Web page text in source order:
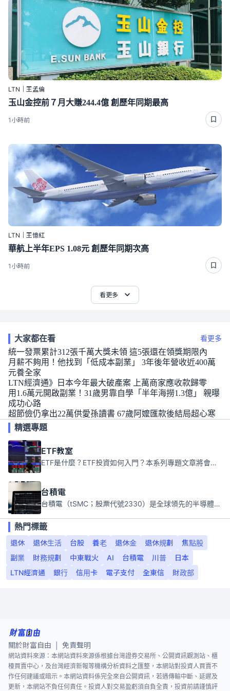
LTN｜王孟倫
玉山金控前７月大賺244.4億 創歷年同期最高
1小時前
LTN｜王憶紅
華航上半年EPS 1.08元 創歷年同期次高
1小時前
看更多
大家都在看 看更多
統一發票累計312張千萬大獎未領 這5張還在領獎期限內
月薪不夠用！他找到「低成本副業」 3年後年營收近400萬
元養全家
LTN經濟通》日本今年最大破產案 上萬商家應收款歸零
用1.6萬元開啟副業！31歲男靠自學「半年海撈1.3億」 親曝
成功心路
超節儉仍拿出22萬供愛孫讀書 67歲阿嬤匯款後結局超心寒
精選專題
ETF教室
ETF是什麼？ETF投資如何入門？本系列專題文章將會告訴你新手必須知道的ETF基礎知識。
台積電
台積電（tSMC；股票代號2330）是全球領先的半導體代工公司，成立於1987年，總部位於台灣新竹。且已於美國、日本、德國及中國設廠，台積電是全球首家專業積體電路製造服務公司，也是全球最先進和最大規模的半導體代工廠。
熱門標籤
退休
退休生活 台股 養老 退休金 退休規劃
焦點股
副業
財務規劃 中東戰火 AI 台積電 川普
日本
LTN經濟通
銀行 信用卡 電子支付 全東信 財政部
關於財富自由 免責聲明
網站資料來源：本網站資料來源係根據台灣證券交易所、公開資訊觀測站、櫃
檯買賣中心，及台灣經濟新報等機構分析資料之匯整，本網站對投資人買賣不
作任何建議或暗示。本網站資料係完全來自公開資訊，若遇傳輸中斷、延遲及
更新，本網站不負任何責任。投資人對交易盈虧須自負全責，投資前請謹慎評